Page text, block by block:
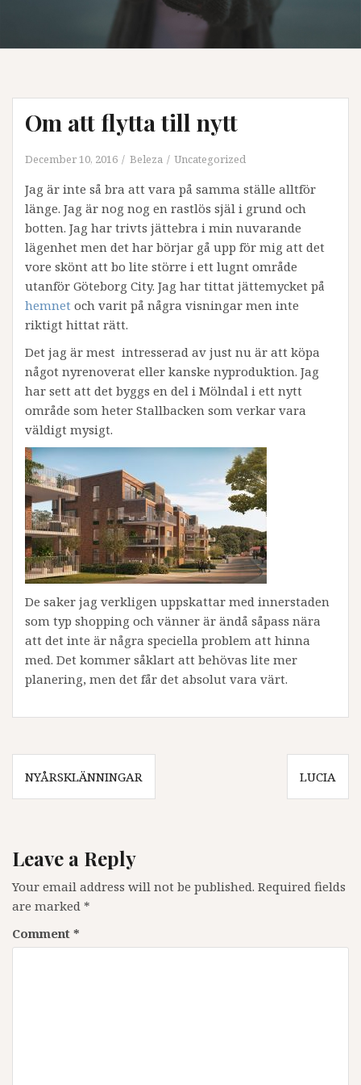
Om att flytta till nytt
December 10, 2016 Beleza Uncategorized
Jag är inte så bra att vara på samma ställe alltför
länge. Jag är nog nog en rastlös själ i grund och
botten. Jag har trivts jättebra i min nuvarande
lägenhet men det har börjar gå upp för mig att det
vore skönt att bo lite större i ett lugnt område
utanför Göteborg City. Jag har tittat jättemycket på
hemnet och varit på några visningar men inte
riktigt hittat rätt.
Det jag är mest intresserad av just nu är att köpa
något nyrenoverat eller kanske nyproduktion. Jag
har sett att det byggs en del i Mölndal i ett nytt
område som heter Stallbacken som verkar vara
väldigt mysigt.
De saker jag verkligen uppskattar med innerstaden
som typ shopping och vänner är ändå såpass nära
att det inte är några speciella problem att hinna
med. Det kommer såklart att behövas lite mer
planering, men det får det absolut vara värt.
Post
navigation
NYÅRSKLÄNNINGAR LUCIA
Leave a Reply
Your email address will not be published. Required fields
are marked *
Comment *